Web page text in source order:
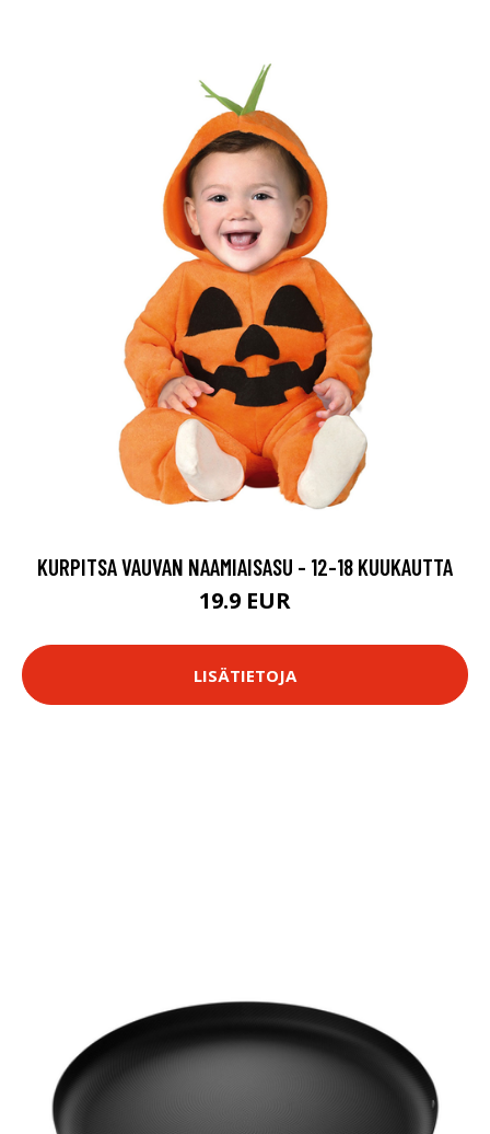
KURPITSA VAUVAN NAAMIAISASU - 12-18 KUUKAUTTA
19.9 EUR
LISÄTIETOJA